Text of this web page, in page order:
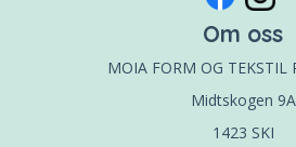
Om oss
MOIA FORM OG TEKSTIL
Midtskogen 9A
1423 SKI